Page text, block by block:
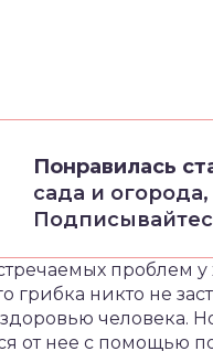
Понравилась
сада и
проблем
грибка никто не
человека.
от нее с помощью